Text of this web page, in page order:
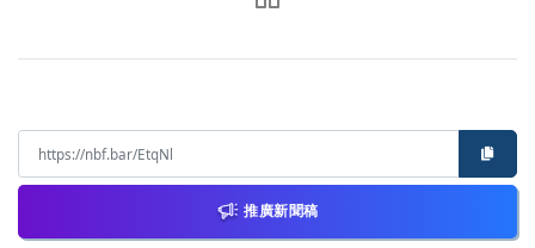
推廣新聞稿